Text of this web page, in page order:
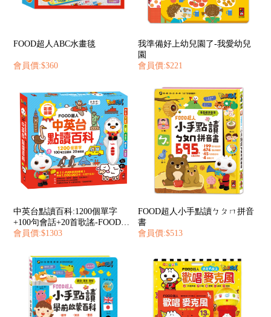
FOOD超人ABC水畫毯
會員價:$360
我準備好上幼兒園了-我愛幼兒
園
會員價:$221
中英台點讀百科:1200個單字
+100句會話+20首歌謠-FOOD超
人
會員價:$1303
FOOD超人小手點讀ㄅㄆㄇ拼音
書
會員價:$513